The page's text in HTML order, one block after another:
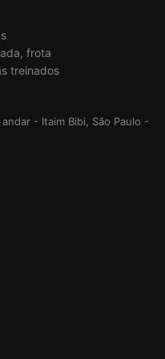
frota
treinados
andar - Itaim Bibi, São Paulo -